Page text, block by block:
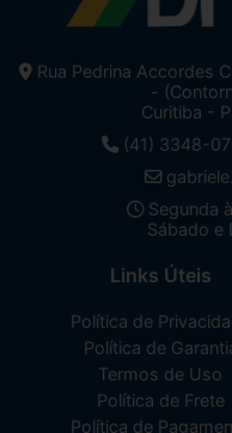
Rua Pedrina Accordes
-
Curitiba -
(41) 3348-
Segunda
Sábado e
Links Úteis
Política de
Política de
Termos de Uso
Política de Frete
Política de